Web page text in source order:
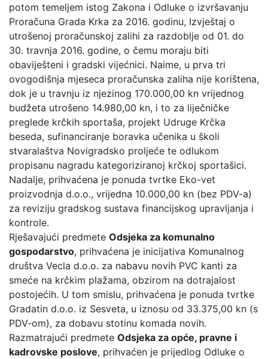
potom temeljem istog Zakona i Odluke o izvršavanju
Proračuna Grada Krka za 2016. godinu, Izvještaj o
utrošenoj proračunskoj zalihi za razdoblje od 01. do
30. travnja 2016. godine, o čemu moraju biti
obaviješteni i gradski vijećnici. Naime, u prva tri
ovogodišnja mjeseca proračunska zaliha nije korištena,
dok je u travnju iz njezinog 170.000,00 kn vrijednog
budžeta utrošeno 14.980,00 kn, i to za liječničke
preglede krčkih sportaša, projekt Udruge Krčka
beseda, sufinanciranje boravka učenika u školi
stvaralaštva Novigradsko proljeće te odlukom
propisanu nagradu kategoriziranoj krčkoj sportašici.
Nadalje, prihvaćena je ponuda tvrtke Eko-vet
proizvodnja d.o.o., vrijedna 10.000,00 kn (bez PDV-a)
za reviziju gradskog sustava financijskog upravljanja i
kontrole.
Rješavajući predmete Odsjeka za komunalno
gospodarstvo, prihvaćena je inicijativa Komunalnog
društva Vecla d.o.o. za nabavu novih PVC kanti za
smeće na krčkim plažama, obzirom na dotrajalost
postojećih. U tom smislu, prihvaćena je ponuda tvrtke
Gradatin d.o.o. iz Sesveta, u iznosu od 33.375,00 kn (s
PDV-om), za dobavu stotinu komada novih.
Razmatrajući predmete Odsjeka za opće, pravne i
kadrovske poslove, prihvaćen je prijedlog Odluke o